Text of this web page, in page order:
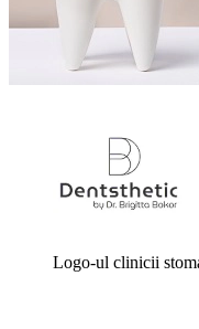
Logo-ul clinicii